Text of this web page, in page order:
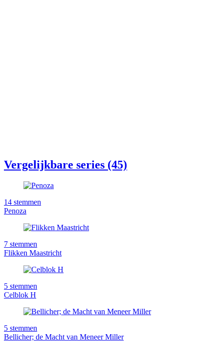
Vergelijkbare series (45)
14 stemmen
Penoza
7 stemmen
Flikken Maastricht
5 stemmen
Celblok H
5 stemmen
Bellicher; de Macht van Meneer Miller